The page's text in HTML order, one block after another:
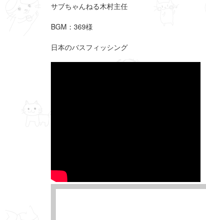
サブちゃんねる木村主任
BGM：369様
日本のバスフィッシング